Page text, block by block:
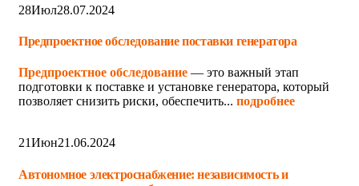
28Июл28.07.2024
Предпроектное обследование поставки генератора
Предпроектное обследование — это важный этап
подготовки к поставке и установке генератора, который
позволяет снизить риски, обеспечить... подробнее
21Июн21.06.2024
Автономное электроснабжение: независимость и